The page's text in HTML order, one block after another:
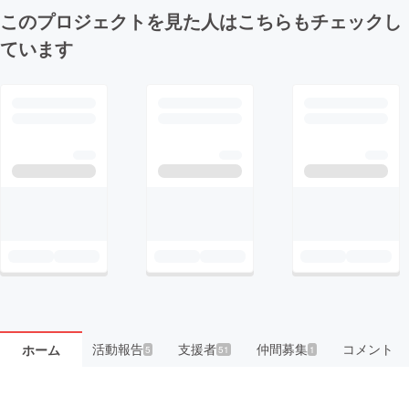
このプロジェクトを見た人はこちらもチェックし
ています
ホーム 活動報告5 支援者51 仲間募集 1 コメント